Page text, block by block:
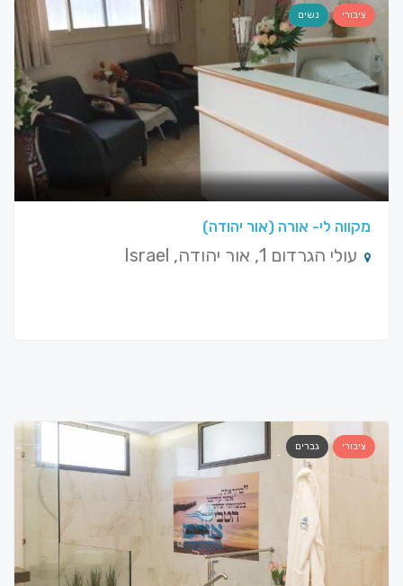
ציבורי נשים
מקווה לי- אורה (אור יהודה)
עולי הגרדום 1, אור יהודה, Israel
ציבורי גברים